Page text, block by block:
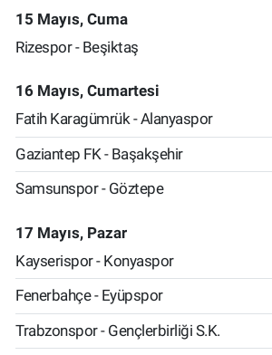
15 Mayıs, Cuma
Rizespor - Beşiktaş
16 Mayıs, Cumartesi
Fatih Karagümrük - Alanyaspor
Gaziantep FK - Başakşehir
Samsunspor - Göztepe
17 Mayıs, Pazar
Kayserispor - Konyaspor
Fenerbahçe - Eyüpspor
Trabzonspor - Gençlerbirliği S.K.